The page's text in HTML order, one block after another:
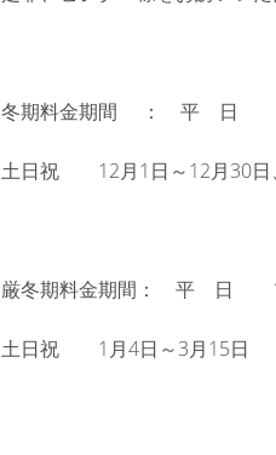
冬期料金期間 ： 平 日 12
土日祝 12月1日～12月30日
厳冬期料金期間： 平 日 12
土日祝 1月4日～3月15日